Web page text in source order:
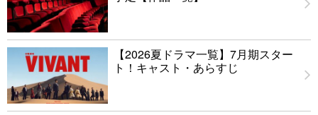
【2026夏ドラマ一覧】7月期スター
ト！キャスト・あらすじ